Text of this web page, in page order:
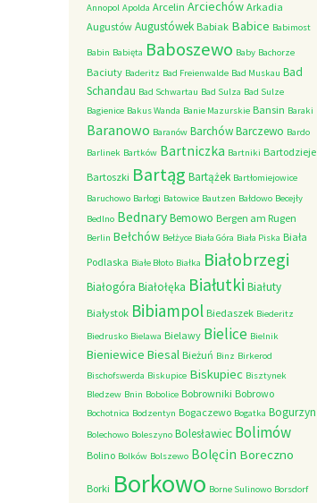
Annopol Apolda Arcelin Arciechów Arkadia
Augustów Augustówek Babiak Babice Babimost
Babin Babięta Baboszewo Baby Bachorze
Baciuty Baderitz Bad Freienwalde Bad Muskau Bad
Schandau Bad Schwartau Bad Sulza Bad Sulze
Bagienice Bakus Wanda Banie Mazurskie Bansin Baraki
Baranowo Baranów BarchówBarczewo Bardo
Barlinek Bartków Bartniczka Bartniki Bartodzieje
Bartoszki Bartąg Bartążek Bartłomiejowice
Baruchowo Barłogi Batowice Bautzen Bałdowo Becejły
Bedlno BednaryBemowo Bergen am Rugen
Berlin Bełchów Bełżyce Biała Góra Biała Piska Biała
Podlaska Białe Błoto Białka Białobrzegi
Białogóra Białołęka Białutki Białuty
Białystok Bibiampol Biedaszek Biederitz
Biedrusko Bielawa Bielawy Bielice Bielnik
Bieniewice Biesal Bieżuń Binz Birkerod
Bischofswerda Biskupice Biskupiec Bisztynek
Bledzew Bnin Bobolice Bobrowniki Bobrowo
Bochotnica Bodzentyn Bogaczewo Bogatka Bogurzyn
Bolechowo Boleszyno Bolesławiec Bolimów
Bolino Bolków Bolszewo Bolęcin Boreczno
Borki Borkowo Borne Sulinowo Borsdorf